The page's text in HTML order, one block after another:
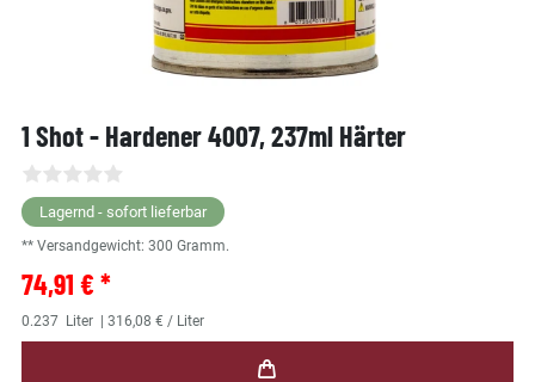
1 Shot - Hardener 4007, 237ml Härter
Lagernd - sofort lieferbar
** Versandgewicht: 300 Gramm.
74,91 € *
0.237 Liter | 316,08 € / Liter